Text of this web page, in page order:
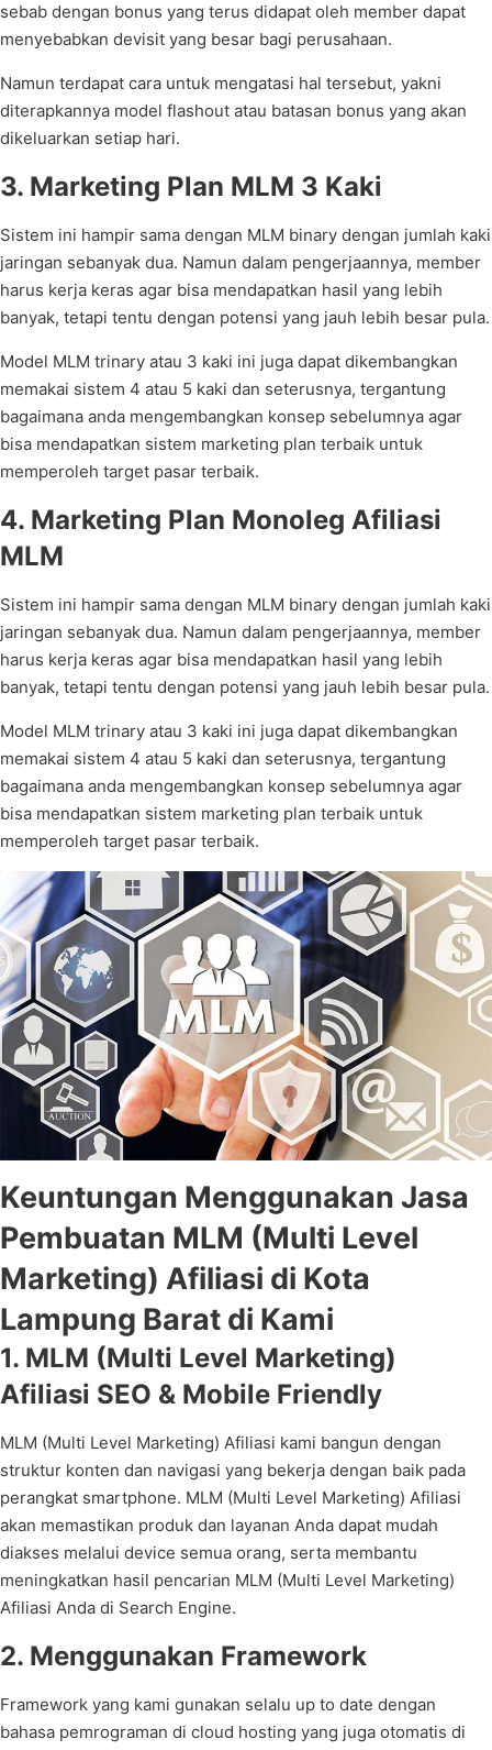
sebab dengan bonus yang terus didapat oleh member dapat
menyebabkan devisit yang besar bagi perusahaan.
Namun terdapat cara untuk mengatasi hal tersebut, yakni
diterapkannya model flashout atau batasan bonus yang akan
dikeluarkan setiap hari.
3. Marketing Plan MLM 3 Kaki
Sistem ini hampir sama dengan MLM binary dengan jumlah kaki
jaringan sebanyak dua. Namun dalam pengerjaannya, member
harus kerja keras agar bisa mendapatkan hasil yang lebih
banyak, tetapi tentu dengan potensi yang jauh lebih besar pula.
Model MLM trinary atau 3 kaki ini juga dapat dikembangkan
memakai sistem 4 atau 5 kaki dan seterusnya, tergantung
bagaimana anda mengembangkan konsep sebelumnya agar
bisa mendapatkan sistem marketing plan terbaik untuk
memperoleh target pasar terbaik.
4. Marketing Plan Monoleg Afiliasi
MLM
Sistem ini hampir sama dengan MLM binary dengan jumlah kaki
jaringan sebanyak dua. Namun dalam pengerjaannya, member
harus kerja keras agar bisa mendapatkan hasil yang lebih
banyak, tetapi tentu dengan potensi yang jauh lebih besar pula.
Model MLM trinary atau 3 kaki ini juga dapat dikembangkan
memakai sistem 4 atau 5 kaki dan seterusnya, tergantung
bagaimana anda mengembangkan konsep sebelumnya agar
bisa mendapatkan sistem marketing plan terbaik untuk
memperoleh target pasar terbaik.
Keuntungan Menggunakan Jasa
Pembuatan MLM (Multi Level
Marketing) Afiliasi di Kota
Lampung Barat di Kami
1. MLM (Multi Level Marketing)
Afiliasi SEO & Mobile Friendly
MLM (Multi Level Marketing) Afiliasi kami bangun dengan
struktur konten dan navigasi yang bekerja dengan baik pada
perangkat smartphone. MLM (Multi Level Marketing) Afiliasi
akan memastikan produk dan layanan Anda dapat mudah
diakses melalui device semua orang, serta membantu
meningkatkan hasil pencarian MLM (Multi Level Marketing)
Afiliasi Anda di Search Engine.
2. Menggunakan Framework
Framework yang kami gunakan selalu up to date dengan
bahasa pemrograman di cloud hosting yang juga otomatis di